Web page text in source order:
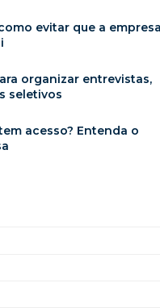
evitar que a
organizar entrevistas,
seletivos
acesso? Entenda o